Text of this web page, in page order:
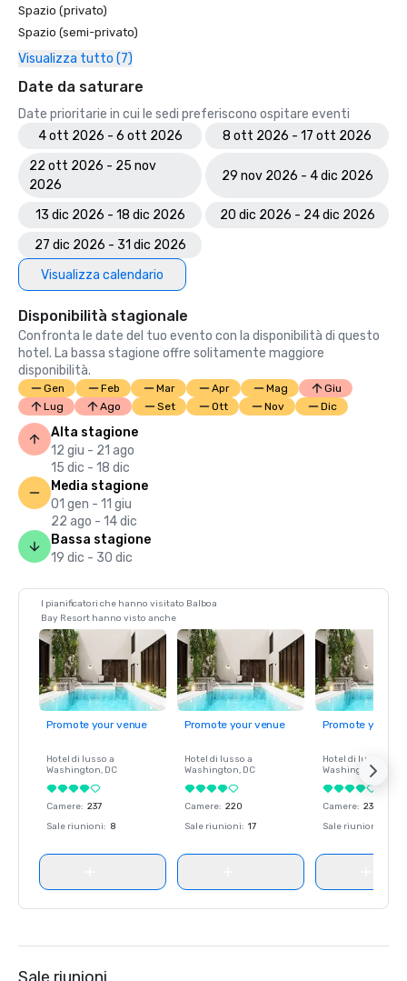
Spazio (privato)
Spazio (semi-privato)
Visualizza tutto (7)
Date da saturare
Date prioritarie in cui le sedi preferiscono ospitare eventi
4 ott 2026 - 6 ott 2026
8 ott 2026 - 17 ott 2026
22 ott 2026 - 25 nov
2026
29 nov 2026 - 4 dic 2026
13 dic 2026 - 18 dic 2026
20 dic 2026 - 24 dic 2026
27 dic 2026 - 31 dic 2026
Visualizza calendario
Disponibilità stagionale
Confronta le date del tuo evento con la disponibilità di questo
hotel. La bassa stagione offre solitamente maggiore
disponibilità.
Gen Feb Mar Apr Mag
Giu
Lug
Ago Set Ott Nov Dic
Alta stagione
12 giu - 21 ago
15 dic - 18 dic
Media stagione
01 gen - 11 giu
22 ago - 14 dic
Bassa stagione
19 dic - 30 dic
I pianificatori che hanno visitato Balboa
Bay Resort hanno visto anche
Promote your venue
Hotel di lusso a
Washington, DC
Camere: 237
Sale riunioni: 8
Promote your venue
Hotel di lusso a
Washington, DC
Camere: 220
Sale riunioni: 17
Promote your
Hotel di lusso a
Washington
Camere: 237
Sale riunioni